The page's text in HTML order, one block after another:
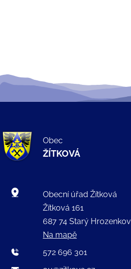
Obec
ŽÍTKOVÁ
Obecní úřad Žítková
Žítková 161
687 74 Starý Hrozenkov
Na mapě
572 696 301